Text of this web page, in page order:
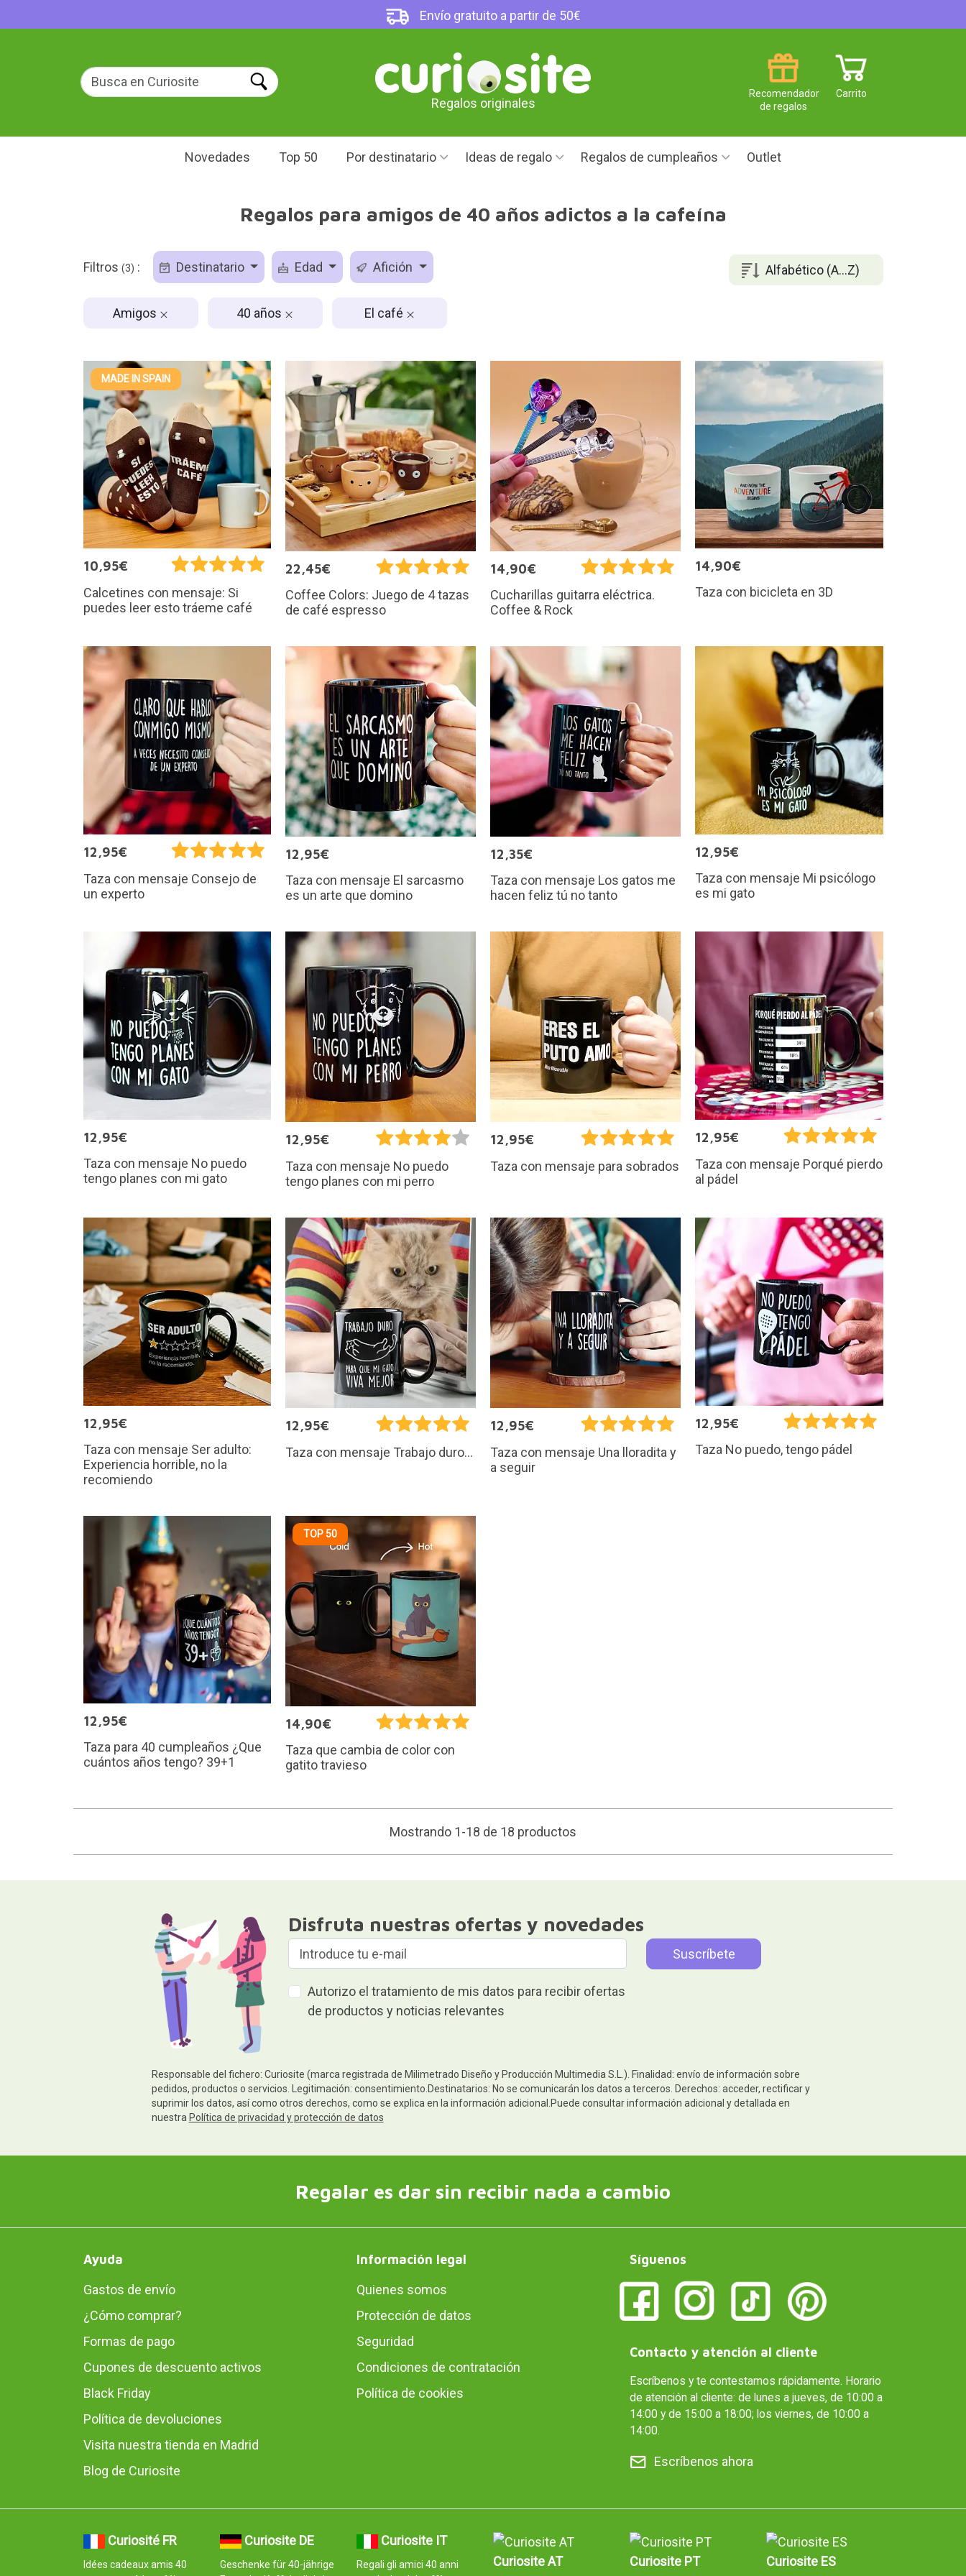
Envío gratuito a partir de 50€
Regalos originales
Carrito
Recomendador
de regalos
Novedades Top 50 Por destinatario Ideas de regalo Regalos de cumpleaños Outlet
Regalos para amigos de 40 años adictos a la cafeína
Alfabético (A...Z)
Filtros (3) : Destinatario Edad Afición
Amigos 40 años El café
MADE IN SPAIN
10,95€
Calcetines con mensaje: Si
puedes leer esto tráeme café
22,45€
Coffee Colors: Juego de 4 tazas
de café espresso
14,90€
Cucharillas guitarra eléctrica.
Coffee & Rock
14,90€
Taza con bicicleta en 3D
12,95€
Taza con mensaje Consejo de
un experto
12,95€
Taza con mensaje El sarcasmo
es un arte que domino
12,35€
Taza con mensaje Los gatos me
hacen feliz tú no tanto
12,95€
Taza con mensaje Mi psicólogo
es mi gato
12,95€
Taza con mensaje No puedo
tengo planes con mi gato
12,95€
Taza con mensaje No puedo
tengo planes con mi perro
12,95€
Taza con mensaje para sobrados
12,95€
Taza con mensaje Porqué pierdo
al pádel
12,95€
Taza con mensaje Ser adulto:
Experiencia horrible, no la
recomiendo
12,95€
Taza con mensaje Trabajo duro...
12,95€
Taza con mensaje Una lloradita y
a seguir
12,95€
Taza No puedo, tengo pádel
12,95€
Taza para 40 cumpleaños ¿Que
cuántos años tengo? 39+1
TOP 50
14,90€
Taza que cambia de color con
gatito travieso
Mostrando 1-18 de 18 productos
Disfruta nuestras ofertas y novedades
Autorizo el tratamiento de mis datos para recibir ofertas
de productos y noticias relevantes
Responsable del fichero: Curiosite (marca registrada de Milimetrado Diseño y Producción Multimedia S.L.). Finalidad: envío de información sobre
pedidos, productos o servicios. Legitimación: consentimiento.Destinatarios: No se comunicarán los datos a terceros. Derechos: acceder, rectificar y
suprimir los datos, así como otros derechos, como se explica en la información adicional.Puede consultar información adicional y detallada en
nuestra Política de privacidad y protección de datos
Regalar es dar sin recibir nada a cambio
Ayuda
Gastos de envío
¿Cómo comprar?
Formas de pago
Cupones de descuento activos
Black Friday
Política de devoluciones
Visita nuestra tienda en Madrid
Blog de Curiosite
Información legal
Quienes somos
Protección de datos
Seguridad
Condiciones de contratación
Política de cookies
Síguenos
Contacto y atención al cliente
Escríbenos y te contestamos rápidamente. Horario
de atención al cliente: de lunes a jueves, de 10:00 a
14:00 y de 15:00 a 18:00; los viernes, de 10:00 a
14:00.
Escríbenos ahora
Curiosité FR
Idées cadeaux amis 40
Curiosite DE
Geschenke für 40-jährige
Curiosite IT
Regali gli amici 40 anni
Curiosite AT Curiosite PT Curiosite ES